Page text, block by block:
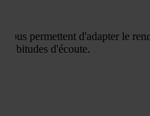
vous permettent d'adapter le
habitudes d'écoute.